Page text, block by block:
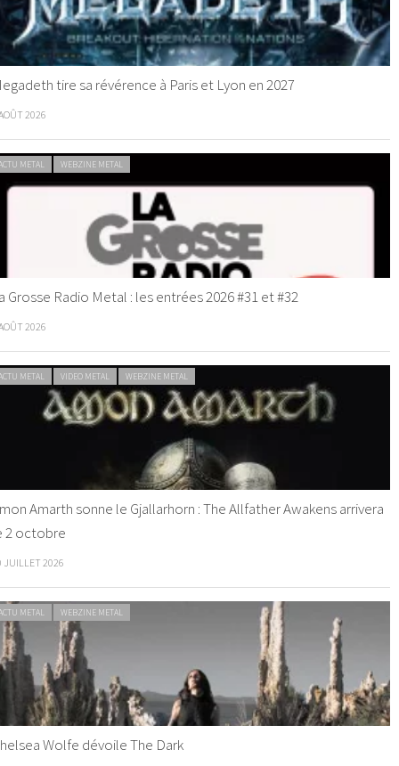
tire sa révérence à Paris et Lyon en 2027
2026
METAL WEBZINE METAL
Grosse Radio Metal : les entrées 2026 #31 et #32
2026
METAL VIDEO METAL WEBZINE METAL
Amarth sonne le Gjallarhorn : The Allfather Awakens arrivera
2 octobre
JUILLET 2026
METAL WEBZINE METAL
Wolfe dévoile The Dark